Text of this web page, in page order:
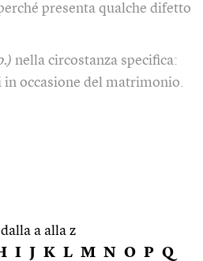
presenta qualche difetto
nella circostanza specifica:
occasione del matrimonio.
a alla z
I J K L M N O P Q